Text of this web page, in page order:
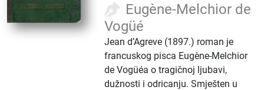
Eugène-Melchior de
Vogüé
Jean d’Agreve (1897.) roman je
francuskog pisca Eugène-Melchior
de Vogüéa o tragičnoj ljubavi,
dužnosti i odricanju. Smješten u